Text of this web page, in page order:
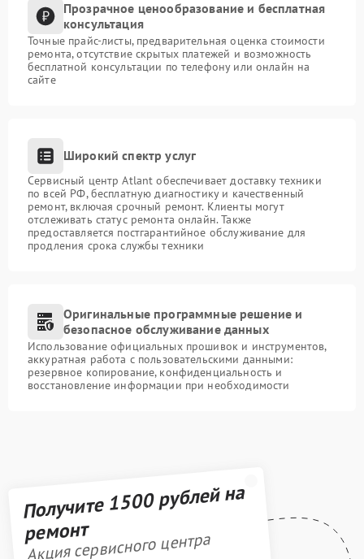
Прозрачное ценообразование и бесплатная
консультация
Точные прайс-листы, предварительная оценка стоимости
ремонта, отсутствие скрытых платежей и возможность
бесплатной консультации по телефону или онлайн на
сайте
Широкий спектр услуг
Сервисный центр Atlant обеспечивает доставку техники
по всей РФ, бесплатную диагностику и качественный
ремонт, включая срочный ремонт. Клиенты могут
отслеживать статус ремонта онлайн. Также
предоставляется постгарантийное обслуживание для
продления срока службы техники
Оригинальные программные решение и
безопасное обслуживание данных
Использование официальных прошивок и инструментов,
аккуратная работа с пользовательскими данными:
резервное копирование, конфиденциальность и
восстановление информации при необходимости
Получите 1500 рублей на
ремонт
Акция сервисного центра